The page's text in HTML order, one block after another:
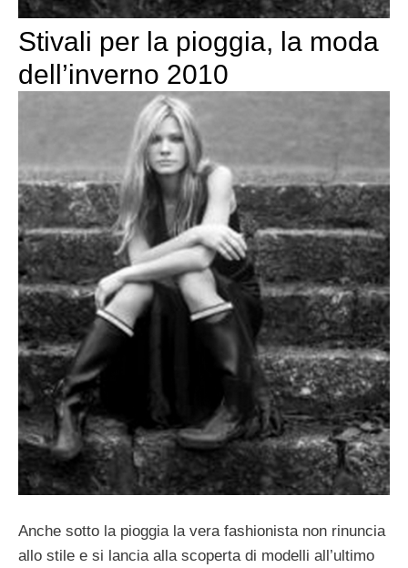
Stivali per la pioggia, la moda
dell’inverno 2010
Anche sotto la pioggia la vera fashionista non rinuncia
allo stile e si lancia alla scoperta di modelli all’ultimo